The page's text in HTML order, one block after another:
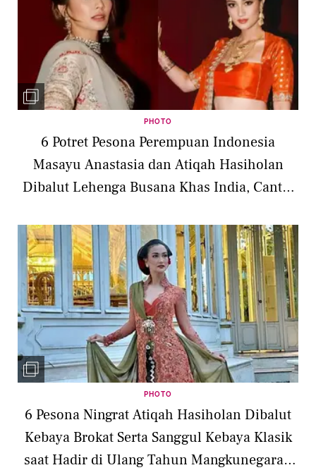
PHOTO
6 Potret Pesona Perempuan Indonesia
Masayu Anastasia dan Atiqah Hasiholan
Dibalut Lehenga Busana Khas India, Cantik
PHOTO
6 Pesona Ningrat Atiqah Hasiholan Dibalut
Kebaya Brokat Serta Sanggul Kebaya Klasik
saat Hadir di Ulang Tahun Mangkunegaran